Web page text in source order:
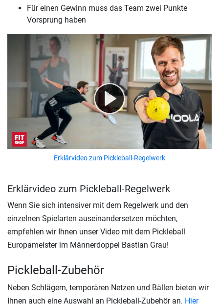
Für einen Gewinn muss das Team zwei Punkte
Vorsprung haben
Erklärvideo zum Pickleball-Regelwerk
Erklärvideo zum Pickleball-Regelwerk
Wenn Sie sich intensiver mit dem Regelwerk und den
einzelnen Spielarten auseinandersetzen möchten,
empfehlen wir Ihnen unser Video mit dem Pickleball
Europameister im Männerdoppel Bastian Grau!
Pickleball-Zubehör
Neben Schlägern, temporären Netzen und Bällen bieten wir
Ihnen auch eine Auswahl an Pickleball-Zubehör an. Hier